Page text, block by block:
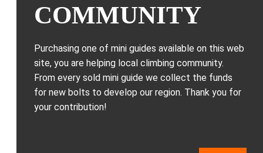
COMMUNITY
Purchasing one of mini guides available on this web
site, you are helping local climbing community.
From every sold mini guide we collect the funds
for new bolts to develop our region. Thank you for
your contribution!